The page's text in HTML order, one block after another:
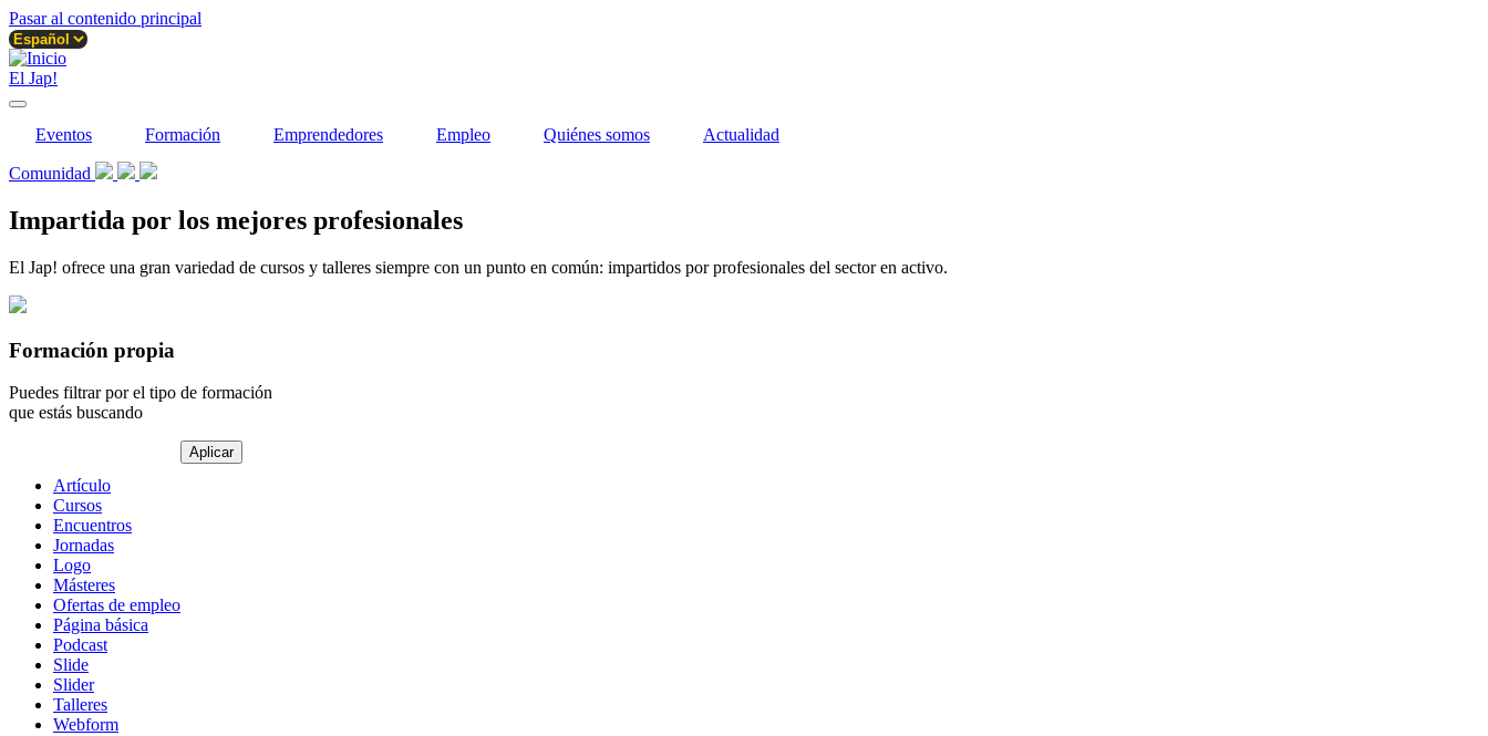
Pasar al contenido principal
El Jap!
Eventos Formación Emprendedores Empleo Quiénes somos Actualidad
Comunidad
Impartida por los mejores profesionales
El Jap! ofrece una gran variedad de cursos y talleres siempre con un punto en común: impartidos por profesionales del sector en activo.
Formación propia
Puedes filtrar por el tipo de formación
que estás buscando
contenido
Artículo
Cursos
Encuentros
Jornadas
Logo
Másteres
Ofertas de empleo
Página básica
Podcast
Slide
Slider
Talleres
Webform